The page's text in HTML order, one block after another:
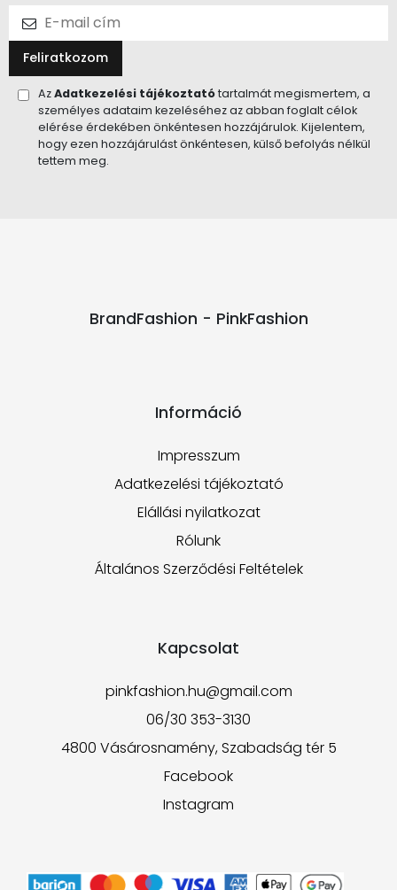
Feliratkozom
AzAdatkezelési tájékoztatótartalmát megismertem, a
személyes adataim kezeléséhez az abban foglalt célok
elérése érdekében önkéntesen hozzájárulok. Kijelentem,
hogy ezen hozzájárulást önkéntesen, külső befolyás nélkül
tettem meg.
BrandFashion - PinkFashion
Információ
Impresszum
Adatkezelési tájékoztató
Elállási nyilatkozat
Rólunk
Általános Szerződési Feltételek
Kapcsolat
pinkfashion.hu@gmail.com
06/30 353-3130
4800 Vásárosnamény, Szabadság tér 5
Facebook
Instagram